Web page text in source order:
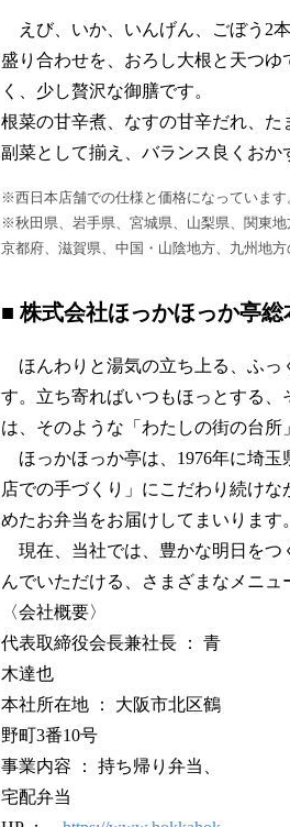
えび、いか、いんげん、ごぼう2
盛り合わせを、おろし大根と天つゆ
く、少し贅沢な御膳です。
根菜の甘辛煮、なすの甘辛だれ、た
副菜として揃え、バランス良くおか
※西日本店舗での仕様と価格になっています
※秋田県、岩手県、宮城県、山梨県、関東
京都府、滋賀県、中国・山陰地方、九州地方
■ 株式会社ほっかほっか亭総
ほんわりと湯気の立ち上る、ふっ
す。立ち寄ればいつもほっとする
は、そのような「わたしの街の台所
ほっかほっか亭は、1976年に埼玉
店での手づくり」にこだわり続け
めたお弁当をお届けしてまいります。
現在、当社では、豊かな明日をつ
んでいただける、さまざまなメニュ
〈会社概要〉
代表取締役会長兼社長 ： 青
木達也
本社所在地 ： 大阪市北区鶴
野町3番10号
事業内容 ： 持ち帰り弁当、
宅配弁当